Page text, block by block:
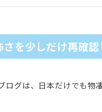
を少しだけ再確
ログは、日本だけでも物